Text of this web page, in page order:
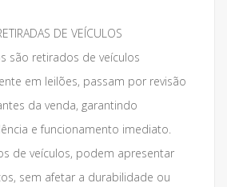
DE VEÍCULOS
são retirados de veículos
em leilões, passam por revisão
da venda, garantindo
e funcionamento imediato.
de veículos, podem apresentar
sem afetar a durabilidade ou